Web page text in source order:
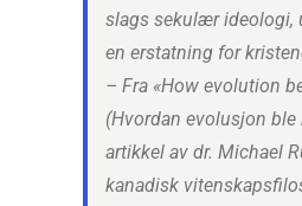
slags sekulær ideologi,
en erstatning for
– Fra «How evolution
(Hvordan evolusjon ble
artikkel av dr. Michael
kanadisk